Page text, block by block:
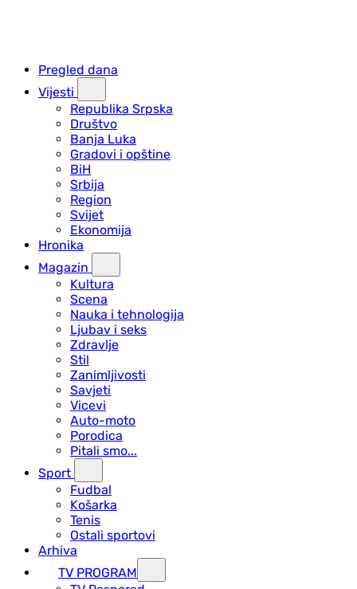
Pregled dana
Vijesti
Republika Srpska
Društvo
Banja Luka
Gradovi i opštine
BiH
Srbija
Region
Svijet
Ekonomija
Hronika
Magazin
Kultura
Scena
Nauka i tehnologija
Ljubav i seks
Zdravlje
Stil
Zanimljivosti
Savjeti
Vicevi
Auto-moto
Porodica
Pitali smo...
Sport
Fudbal
Košarka
Tenis
Ostali sportovi
Arhiva
TV PROGRAM